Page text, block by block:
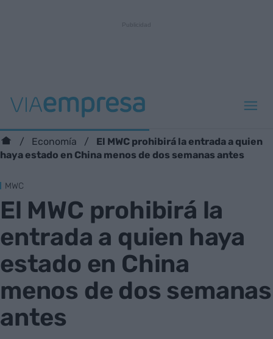
Economía
El MWC prohibirá la entrada a quien
haya estado en China menos de dos semanas antes
MWC
El MWC prohibirá la
entrada a quien haya
estado en China
menos de dos semanas
antes